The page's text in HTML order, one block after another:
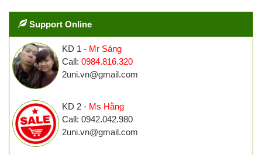
Support Online
KD 1 - Mr Sáng
Call: 0984.816.320
2uni.vn@gmail.com
KD 2 - Ms Hằng
Call: 0942.042.980
2uni.vn@gmail.com